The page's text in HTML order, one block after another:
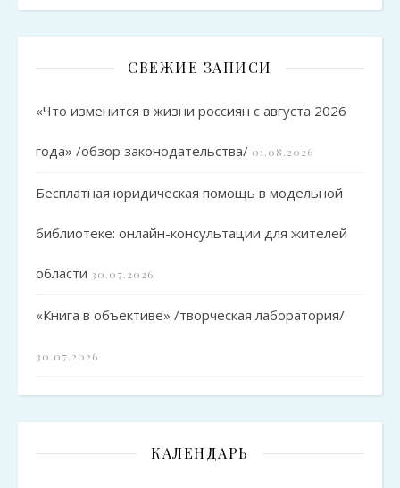
СВЕЖИЕ ЗАПИСИ
«Что изменится в жизни россиян с августа 2026
года» /обзор законодательства/ 01.08.2026
Бесплатная юридическая помощь в модельной
библиотеке: онлайн-консультации для жителей
области 30.07.2026
«Книга в объективе» /творческая лаборатория/
30.07.2026
КАЛЕНДАРЬ